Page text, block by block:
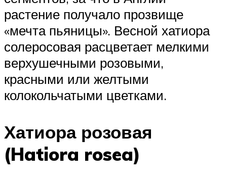
растение получало прозвище
«мечта пьяницы». Весной хатиора
солеросовая расцветает мелкими
верхушечными розовыми,
красными или желтыми
колокольчатыми цветками.
Хатиора розовая
(Hatiora rosea)